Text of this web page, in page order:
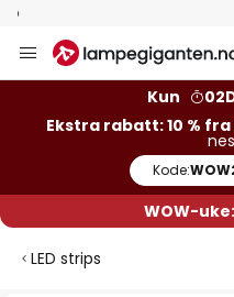
Varer på
Hopp
til
Kun
Ekstra rabatt: 10 % fra
Kode:
WOW-uke:
LED strips